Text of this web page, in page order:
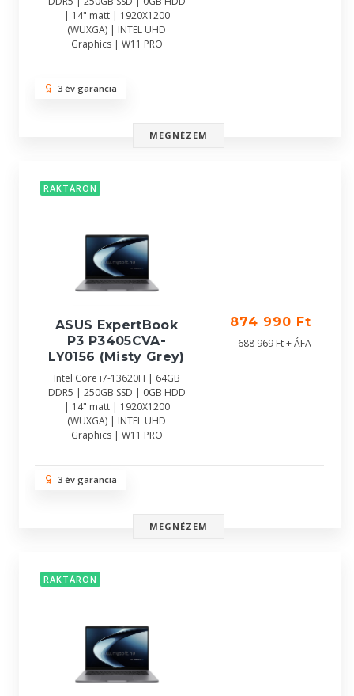
| 14" matt | 1920X1200
(WUXGA) | INTEL UHD
Graphics | W11 PRO
3 év garancia
MEGNÉZEM
RAKTÁRON
ASUS ExpertBook
P3 P3405CVA-
LY0156 (Misty Grey)
Intel Core i7-13620H | 64GB
DDR5 | 250GB SSD | 0GB HDD
| 14" matt | 1920X1200
(WUXGA) | INTEL UHD
Graphics | W11 PRO
874 990 Ft
688 969 Ft + ÁFA
3 év garancia
MEGNÉZEM
RAKTÁRON